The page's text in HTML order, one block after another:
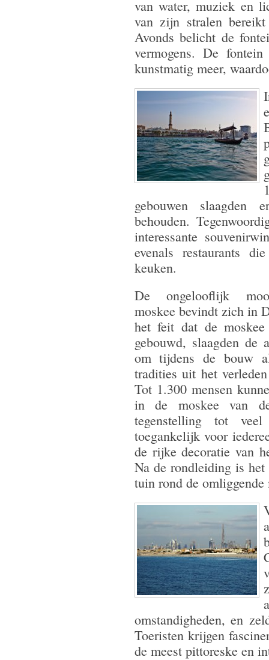
van water, muziek en
van zijn stralen
Avonds belicht de
vermogens. De
kunstmatig meer,
gebouwen slaagden
behouden.
interessante
evenals restaurants
keuken.
De ongelooflijk
moskee bevindt zich in
het feit dat de
gebouwd, slaagden de
om tijdens de bouw
tradities uit het
Tot 1.300 mensen
in de moskee van
tegenstelling tot
toegankelijk voor
de rijke decoratie van
Na de rondleiding is het
tuin rond de omliggende
omstandigheden, en
Toeristen krijgen
de meest pittoreske en